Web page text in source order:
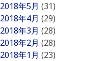
2018年5月 (31)
2018年4月 (29)
2018年3月 (28)
2018年2月 (28)
2018年1月 (23)